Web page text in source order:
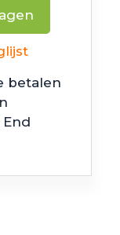
betalen